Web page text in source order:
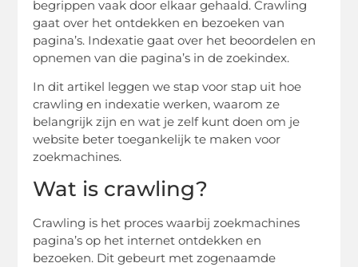
begrippen vaak door elkaar gehaald. Crawling
gaat over het ontdekken en bezoeken van
pagina’s. Indexatie gaat over het beoordelen en
opnemen van die pagina’s in de zoekindex.
In dit artikel leggen we stap voor stap uit hoe
crawling en indexatie werken, waarom ze
belangrijk zijn en wat je zelf kunt doen om je
website beter toegankelijk te maken voor
zoekmachines.
Wat is crawling?
Crawling is het proces waarbij zoekmachines
pagina’s op het internet ontdekken en
bezoeken. Dit gebeurt met zogenaamde